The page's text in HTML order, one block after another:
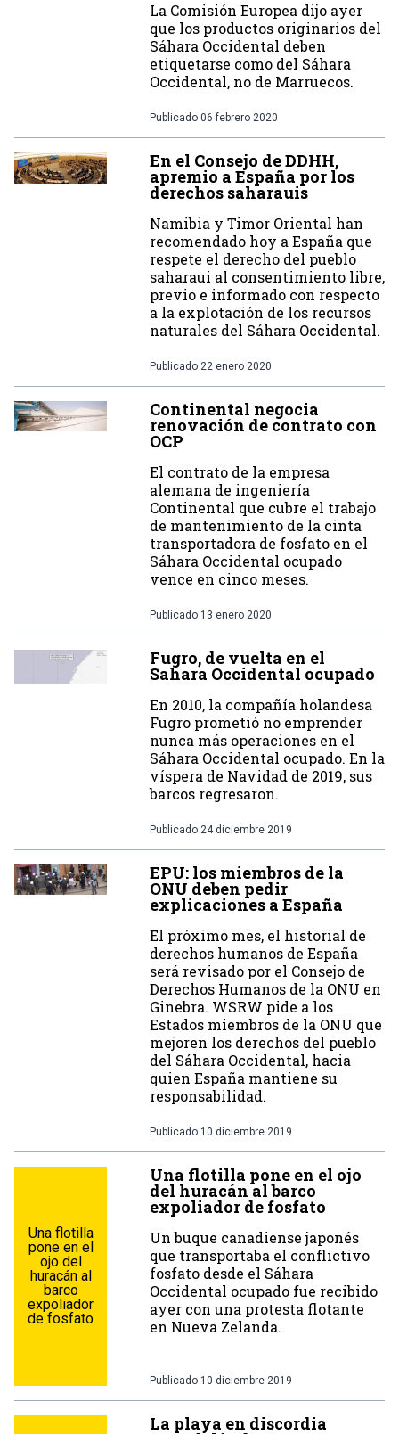
La Comisión Europea dijo ayer
que los productos originarios del
Sáhara Occidental deben
etiquetarse como del Sáhara
Occidental, no de Marruecos.
Publicado 06 febrero 2020
En el Consejo de DDHH,
apremio a España por los
derechos saharauis
Namibia y Timor Oriental han
recomendado hoy a España que
respete el derecho del pueblo
saharaui al consentimiento libre,
previo e informado con respecto
a la explotación de los recursos
naturales del Sáhara Occidental.
Publicado 22 enero 2020
Continental negocia
renovación de contrato con
OCP
El contrato de la empresa
alemana de ingeniería
Continental que cubre el trabajo
de mantenimiento de la cinta
transportadora de fosfato en el
Sáhara Occidental ocupado
vence en cinco meses.
Publicado 13 enero 2020
Fugro, de vuelta en el
Sahara Occidental ocupado
En 2010, la compañía holandesa
Fugro prometió no emprender
nunca más operaciones en el
Sáhara Occidental ocupado. En la
víspera de Navidad de 2019, sus
barcos regresaron.
Publicado 24 diciembre 2019
EPU: los miembros de la
ONU deben pedir
explicaciones a España
El próximo mes, el historial de
derechos humanos de España
será revisado por el Consejo de
Derechos Humanos de la ONU en
Ginebra. WSRW pide a los
Estados miembros de la ONU que
mejoren los derechos del pueblo
del Sáhara Occidental, hacia
quien España mantiene su
responsabilidad.
Publicado 10 diciembre 2019
Una flotilla
pone en el
ojo del
huracán al
barco
expoliador
de fosfato
Una flotilla pone en el ojo
del huracán al barco
expoliador de fosfato
Un buque canadiense japonés
que transportaba el conflictivo
fosfato desde el Sáhara
Occidental ocupado fue recibido
ayer con una protesta flotante
en Nueva Zelanda.
Publicado 10 diciembre 2019
La playa en discordia